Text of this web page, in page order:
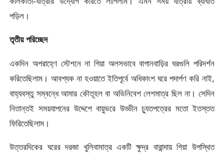
পড়িল।
তৃতীয় পরিচ্ছেদ
একদিন অপরাহ্ণে স্টেশনে না গিয়া অলসভাবে বাগানবাড়ির ঘরগুলি পরিদর্শন
করিতেছিলাম। আবশ্যক না হওয়াতে ইতিপূর্বে অধিকাংশ ঘরে পদার্পণ করি নাই,
বাহ্যবস্তু সম্বন্ধে আমার কৌতূহল বা অভিনিবেশ লেশমাত্র ছিল না। সেদিন
নিতান্তই সময়যাপনের উদ্দেশে বায়ুভরে উড্ডীন চ্যুতপত্রের মতাে ইতস্তত
ফিরিতেছিলাম।
উত্তরদিকের ঘরের দরজা খুলিবামাত্র একটি ক্ষুদ্র বারান্দায় গিয়া উপস্থিত